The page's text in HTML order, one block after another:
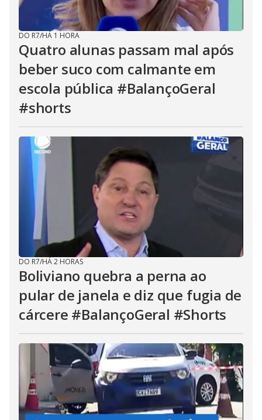
DO R7/HÁ 1 HORA
Quatro alunas passam mal após
beber suco com calmante em
escola pública #BalançoGeral
#shorts
DO R7/HÁ 2 HORAS
Boliviano quebra a perna ao
pular de janela e diz que fugia de
cárcere #BalançoGeral #Shorts